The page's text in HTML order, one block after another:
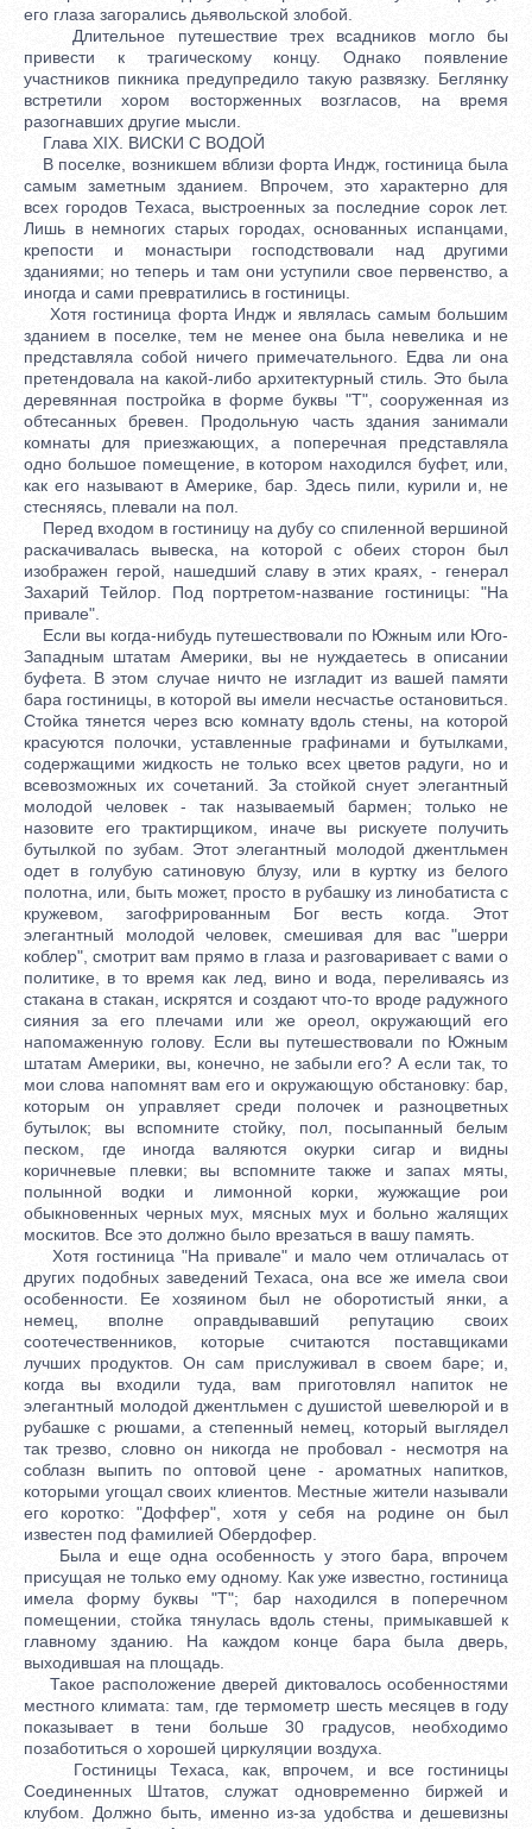
его глаза загорались дьявольской злобой.
Длительное путешествие трех всадников могло бы
привести к трагическому концу. Однако появление
участников пикника предупредило такую развязку. Беглянку
встретили хором восторженных возгласов, на время
разогнавших другие мысли.
Глава XIX. ВИСКИ С ВОДОЙ
В поселке, возникшем вблизи форта Индж, гостиница была
самым заметным зданием. Впрочем, это характерно для
всех городов Техаса, выстроенных за последние сорок лет.
Лишь в немногих старых городах, основанных испанцами,
крепости и монастыри господствовали над другими
зданиями; но теперь и там они уступили свое первенство, а
иногда и сами превратились в гостиницы.
Хотя гостиница форта Индж и являлась самым большим
зданием в поселке, тем не менее она была невелика и не
представляла собой ничего примечательного. Едва ли она
претендовала на какой-либо архитектурный стиль. Это была
деревянная постройка в форме буквы "Т", сооруженная из
обтесанных бревен. Продольную часть здания занимали
комнаты для приезжающих, а поперечная представляла
одно большое помещение, в котором находился буфет, или,
как его называют в Америке, бар. Здесь пили, курили и, не
стесняясь, плевали на пол.
Перед входом в гостиницу на дубу со спиленной вершиной
раскачивалась вывеска, на которой с обеих сторон был
изображен герой, нашедший славу в этих краях, - генерал
Захарий Тейлор. Под портретом-название гостиницы: "На
привале".
Если вы когда-нибудь путешествовали по Южным или Юго-
Западным штатам Америки, вы не нуждаетесь в описании
буфета. В этом случае ничто не изгладит из вашей памяти
бара гостиницы, в которой вы имели несчастье остановиться.
Стойка тянется через всю комнату вдоль стены, на которой
красуются полочки, уставленные графинами и бутылками,
содержащими жидкость не только всех цветов радуги, но и
всевозможных их сочетаний. За стойкой снует элегантный
молодой человек - так называемый бармен; только не
назовите его трактирщиком, иначе вы рискуете получить
бутылкой по зубам. Этот элегантный молодой джентльмен
одет в голубую сатиновую блузу, или в куртку из белого
полотна, или, быть может, просто в рубашку из линобатиста с
кружевом, загофрированным Бог весть когда. Этот
элегантный молодой человек, смешивая для вас "шерри
коблер", смотрит вам прямо в глаза и разговаривает с вами о
политике, в то время как лед, вино и вода, переливаясь из
стакана в стакан, искрятся и создают что-то вроде радужного
сияния за его плечами или же ореол, окружающий его
напомаженную голову. Если вы путешествовали по Южным
штатам Америки, вы, конечно, не забыли его? А если так, то
мои слова напомнят вам его и окружающую обстановку: бар,
которым он управляет среди полочек и разноцветных
бутылок; вы вспомните стойку, пол, посыпанный белым
песком, где иногда валяются окурки сигар и видны
коричневые плевки; вы вспомните также и запах мяты,
полынной водки и лимонной корки, жужжащие рои
обыкновенных черных мух, мясных мух и больно жалящих
москитов. Все это должно было врезаться в вашу память.
Хотя гостиница "На привале" и мало чем отличалась от
других подобных заведений Техаса, она все же имела свои
особенности. Ее хозяином был не оборотистый янки, а
немец, вполне оправдывавший репутацию своих
соотечественников, которые считаются поставщиками
лучших продуктов. Он сам прислуживал в своем баре; и,
когда вы входили туда, вам приготовлял напиток не
элегантный молодой джентльмен с душистой шевелюрой и в
рубашке с рюшами, а степенный немец, который выглядел
так трезво, словно он никогда не пробовал - несмотря на
соблазн выпить по оптовой цене - ароматных напитков,
которыми угощал своих клиентов. Местные жители называли
его коротко: "Доффер", хотя у себя на родине он был
известен под фамилией Обердофер.
Была и еще одна особенность у этого бара, впрочем
присущая не только ему одному. Как уже известно, гостиница
имела форму буквы "Т"; бар находился в поперечном
помещении, стойка тянулась вдоль стены, примыкавшей к
главному зданию. На каждом конце бара была дверь,
выходившая на площадь.
Такое расположение дверей диктовалось особенностями
местного климата: там, где термометр шесть месяцев в году
показывает в тени больше 30 градусов, необходимо
позаботиться о хорошей циркуляции воздуха.
Гостиницы Техаса, как, впрочем, и все гостиницы
Соединенных Штатов, служат одновременно биржей и
клубом. Должно быть, именно из-за удобства и дешевизны